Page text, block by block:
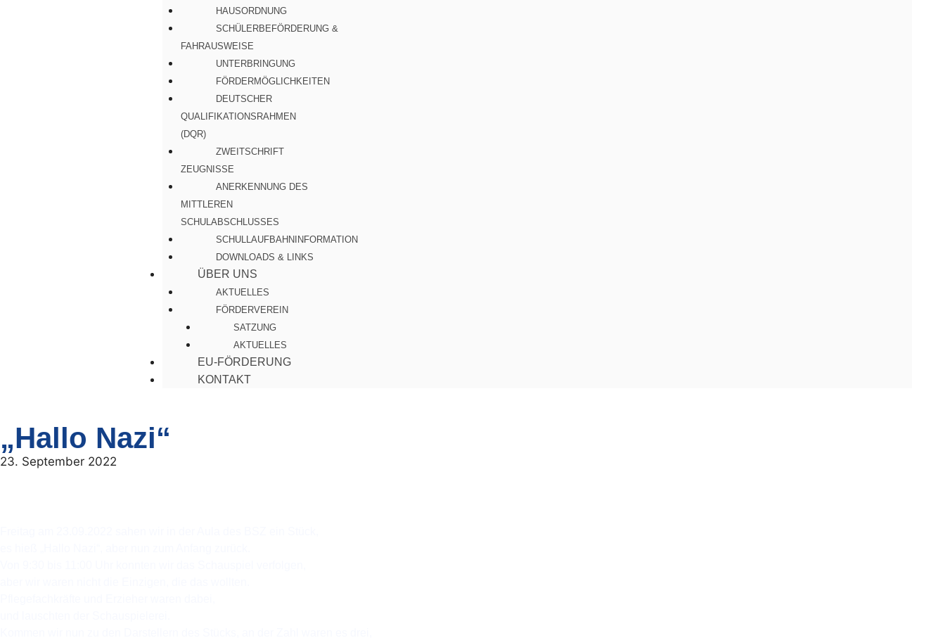
HAUSORDNUNG
SCHÜLERBEFÖRDERUNG &
FAHRAUSWEISE
UNTERBRINGUNG
FÖRDERMÖGLICHKEITEN
DEUTSCHER
QUALIFIKATIONSRAHMEN
(DQR)
ZWEITSCHRIFT
ZEUGNISSE
ANERKENNUNG DES
MITTLEREN
SCHULABSCHLUSSES
SCHULLAUFBAHNINFORMATION
DOWNLOADS & LINKS
ÜBER UNS
AKTUELLES
FÖRDERVEREIN
SATZUNG
AKTUELLES
EU-FÖRDERUNG
KONTAKT
„Hallo Nazi“
23. September 2022